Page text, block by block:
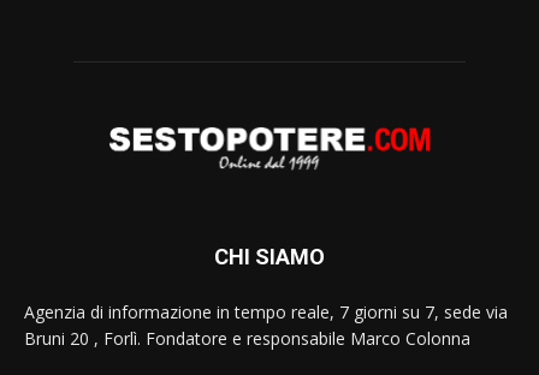
CHI SIAMO
Agenzia di informazione in tempo reale, 7 giorni su 7, sede via
Bruni 20 , Forlì. Fondatore e responsabile Marco Colonna